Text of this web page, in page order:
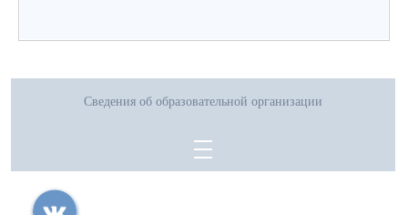
Сведения об образовательной организации